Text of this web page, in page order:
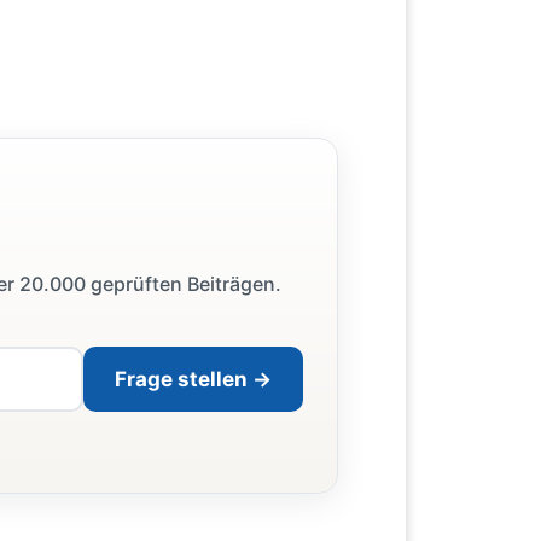
20.000 geprüften Beiträgen.
Frage stellen →